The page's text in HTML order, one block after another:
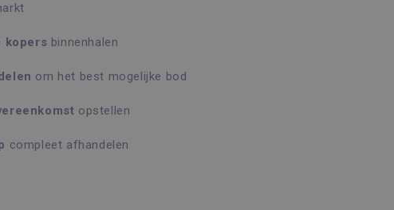
kopers binnenhalen
om het best mogelijke bod
opstellen
compleet afhandelen